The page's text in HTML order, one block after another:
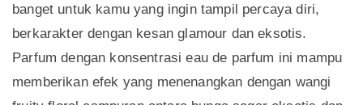
banget untuk kamu yang ingin tampil percaya diri,
berkarakter dengan kesan glamour dan eksotis.
Parfum dengan konsentrasi eau de parfum ini mampu
memberikan efek yang menenangkan dengan wangi